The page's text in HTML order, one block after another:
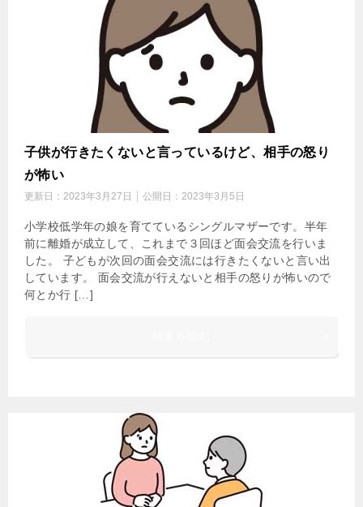
子供が行きたくないと言っているけど、相手の怒り
が怖い
更新日： 2023年3月27日 公開日： 2023年3月5日
小学校低学年の娘を育てているシングルマザーです。半年
前に離婚が成立して、これまで３回ほど面会交流を行いま
した。 子どもが次回の面会交流には行きたくないと言い出
しています。 面会交流が行えないと相手の怒りが怖いので
何とか行 […]